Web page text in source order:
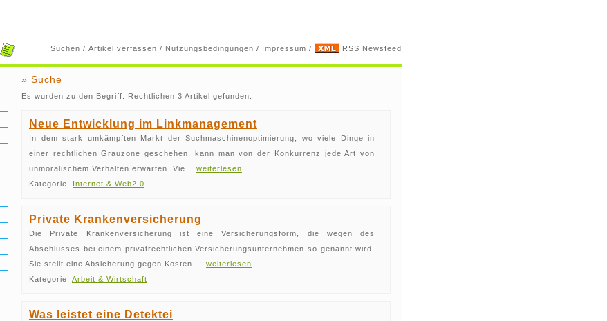
Suchen / Artikel verfassen / Nutzungsbedingungen / Impressum / RSS Newsfeed
» Suche
Es wurden zu den Begriff: Rechtlichen 3 Artikel gefunden.
Neue Entwicklung im Linkmanagement
In dem stark umkämpften Markt der Suchmaschinenoptimierung, wo viele Dinge in
einer rechtlichen Grauzone geschehen, kann man von der Konkurrenz jede Art von
unmoralischem Verhalten erwarten. Vie... weiterlesen
Kategorie: Internet & Web2.0
Private Krankenversicherung
Die Private Krankenversicherung ist eine Versicherungsform, die wegen des
Abschlusses bei einem privatrechtlichen Versicherungsunternehmen so genannt wird.
Sie stellt eine Absicherung gegen Kosten ... weiterlesen
Kategorie: Arbeit & Wirtschaft
Was leistet eine Detektei